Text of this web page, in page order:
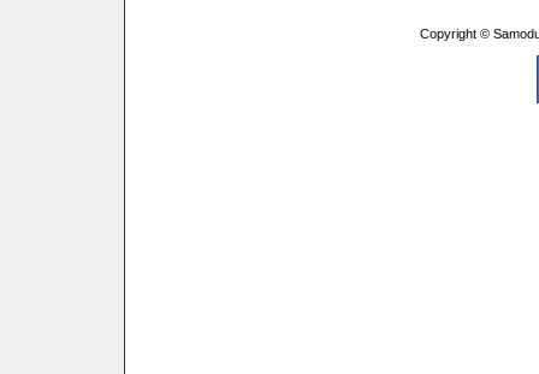
Copyright ©